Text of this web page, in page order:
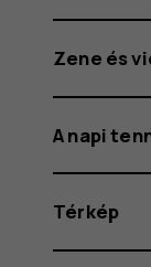
Zene és
A napi
Térkép